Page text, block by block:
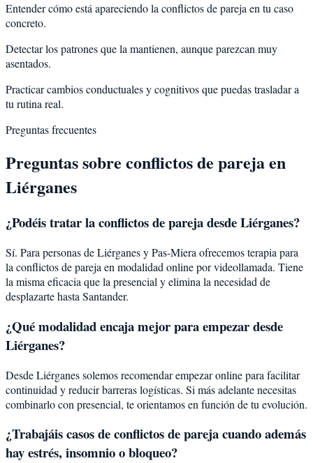
Entender cómo está apareciendo la conflictos de pareja en tu caso
concreto.
Detectar los patrones que la mantienen, aunque parezcan muy
asentados.
Practicar cambios conductuales y cognitivos que puedas trasladar a
tu rutina real.
Preguntas frecuentes
Preguntas sobre conflictos de parejaen
Liérganes
¿Podéis tratar laconflictos de parejadesdeLiérganes?
Sí. Para personas de Liérganes y Pas-Miera ofrecemos terapia para
la conflictos de pareja en modalidad online por videollamada. Tiene
la misma eficacia que la presencial y elimina la necesidad de
desplazarte hasta Santander.
¿Qué modalidad encaja mejor para empezar desde
Liérganes?
Desde Liérganes solemos recomendar empezar online para facilitar
continuidad y reducir barreras logísticas. Si más adelante necesitas
combinarlo con presencial, te orientamos en función de tu evolución.
¿Trabajáis casos de conflictos de pareja cuando además
hay estrés, insomnio o bloqueo?